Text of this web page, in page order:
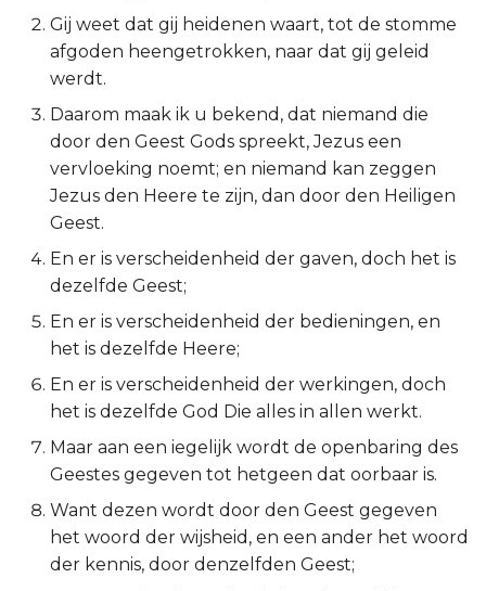
Numeri
Deuteronomium
Jozua
Richteren
Ruth
1 Samuël
2 Samuël
1 Koningen
2 Koningen
2 Kronieken
1 Korinthe 12:27-31
Gij weet dat gij heidenen waart, tot de stomme
afgoden heengetrokken, naar dat gij geleid
werdt.
Daarom maak ik u bekend, dat niemand die
door den Geest Gods spreekt, Jezus een
vervloeking noemt; en niemand kan zeggen
Jezus den Heere te zijn, dan door den Heiligen
Geest.
En er is verscheidenheid der gaven, doch het is
dezelfde Geest;
En er is verscheidenheid der bedieningen, en
het is dezelfde Heere;
En er is verscheidenheid der werkingen, doch
het is dezelfde God Die alles in allen werkt.
Maar aan een iegelijk wordt de openbaring des
Geestes gegeven tot hetgeen dat oorbaar is.
Want dezen wordt door den Geest gegeven
het woord der wijsheid, en een ander het woord
der kennis, door denzelfden Geest;